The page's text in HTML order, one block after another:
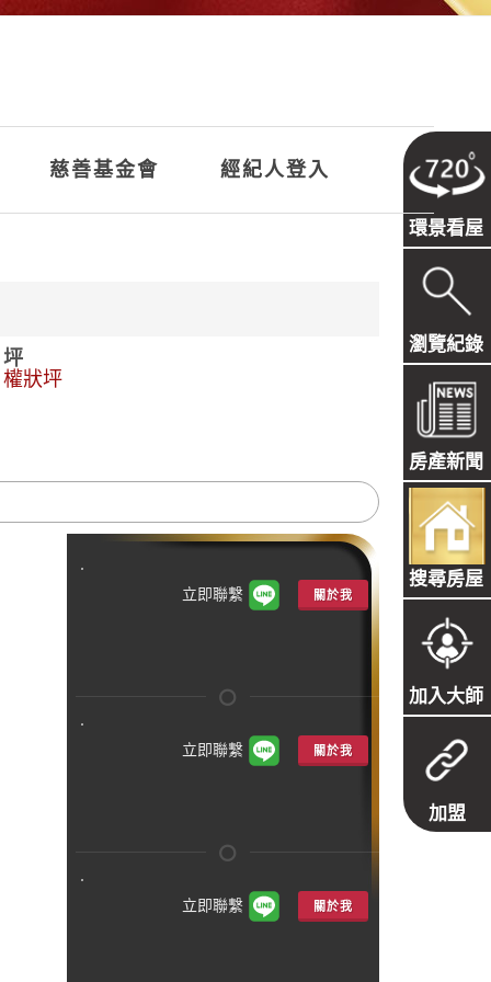
慈善基金會 經紀人登入
環景看屋
瀏覽紀錄
房產新聞
搜尋房屋
加入大師
加盟
坪
權狀坪
關於我
立即聯繫
關於我
立即聯繫
關於我
立即聯繫